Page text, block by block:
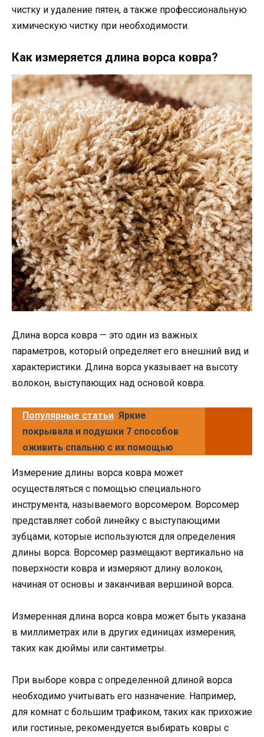
чистку и удаление пятен, а также профессиональную
химическую чистку при необходимости.
Как измеряется длина ворса ковра?
Длина ворса ковра — это один из важных
параметров, который определяет его внешний вид и
характеристики. Длина ворса указывает на высоту
волокон, выступающих над основой ковра.
Популярные статьи Яркие
покрывала и подушки 7 способов
оживить спальню с их помощью
Измерение длины ворса ковра может
осуществляться с помощью специального
инструмента, называемого ворсомером. Ворсомер
представляет собой линейку с выступающими
зубцами, которые используются для определения
длины ворса. Ворсомер размещают вертикально на
поверхности ковра и измеряют длину волокон,
начиная от основы и заканчивая вершиной ворса.
Измеренная длина ворса ковра может быть указана
в миллиметрах или в других единицах измерения,
таких как дюймы или сантиметры.
При выборе ковра с определенной длиной ворса
необходимо учитывать его назначение. Например,
для комнат с большим трафиком, таких как прихожие
или гостиные, рекомендуется выбирать ковры с